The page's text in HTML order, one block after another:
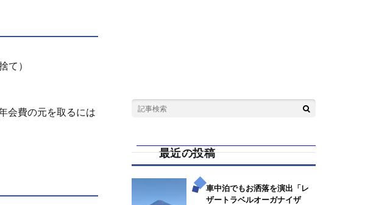
て）
会費の元を取るには
最近の投稿
車中泊でもお洒落を演出「レ
ザートラベルオーガナイザ